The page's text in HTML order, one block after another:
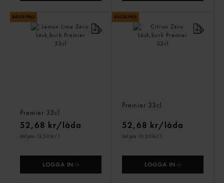
Premier 33cl
52,68 kr/låda
Jmf.pris 13,30 kr/ l
LOGGA IN
Premier 33cl
52,68 kr/låda
Jmf.pris 13,30 kr/ l
LOGGA IN